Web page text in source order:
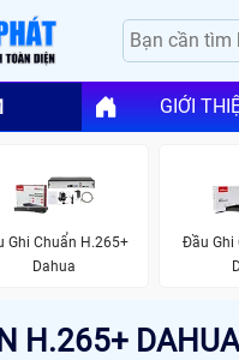
GIỚI
Ghi Chuẩn H.265+
Dahua
Đầu Ghi
H.265+ DAHUA